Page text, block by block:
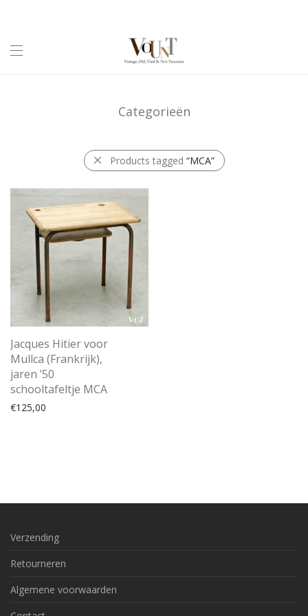
Categorieën
Products tagged “MCA”
Jacques Hitier voor
Mullca (Frankrijk),
jaren ’50
schooltafeltje MCA
€125,00
Verzending
Retourneren
Algemene voorwaarden